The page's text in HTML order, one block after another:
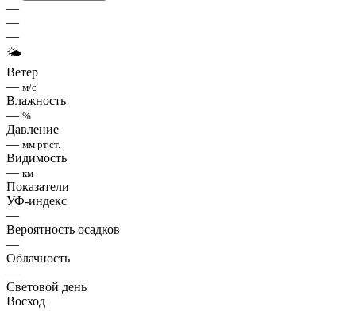
—
—
—
🌤
Ветер
— м/с
Влажность
— %
Давление
— мм рт.ст.
Видимость
— км
Показатели
УФ-индекс
—
Вероятность осадков
—
Облачность
—
Световой день
Восход